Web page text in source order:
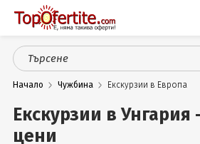
Оферти
СПА
Планина
Начало Чужбина Екскурзии в Европа
Екскурзии в
цени